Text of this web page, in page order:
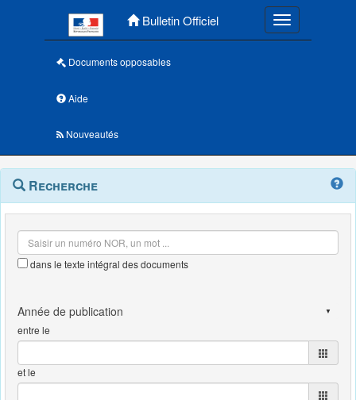
Bulletin Officiel Toggle
Documents opposables
Aide
Nouveautés
Navigation
outils
Menu
contextuel
Recherche
dans le texte intégral des documents
entre le
et le